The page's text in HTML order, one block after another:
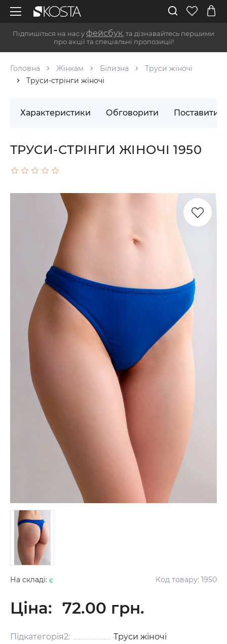
Підпишіться на нас у фейсбук , та дізнавайтесь першими
про акції та спеціальні пропозиції!
Головна Жінкам Білизна
Труси жіночі
Труси-стрінги жіночі
Характеристики Обговорити Поставити
ТРУСИ-СТРІНГИ ЖІНОЧІ 1950
На складі: є Код товару: 1950
Ціна: 72.00 грн.
Підкатегорія2: Труси жіночі